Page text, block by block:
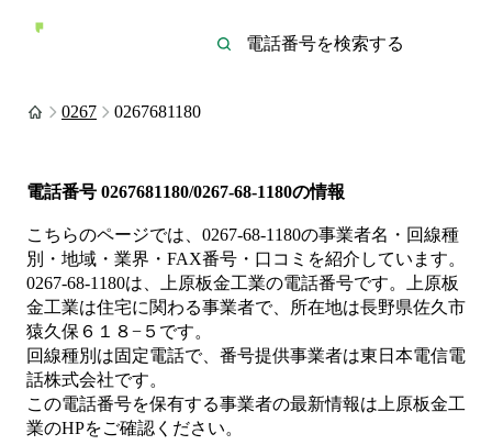
0267 0267681180
電話番号 0267681180/0267-68-1180の情報
こちらのページでは、 0267-68-1180の事業者名・回線種
別・地域・業界・FAX番号・口コミを紹介しています。
0267-68-1180は、 上原板金工業の電話番号です。
上原板
金工業は住宅に関わる事業者で、所在地は長野県佐久市
猿久保６１８−５ です。
回線種別は固定電話で、番号提供事業者は東日本電信電
話株式会社です。
この電話番号を保有する事業者の最新情報は 上原板金工
業のHPをご確認ください。